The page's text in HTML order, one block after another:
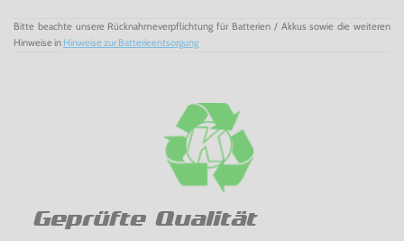
Bitte beachte unsere Rücknahmeverpflichtung für Batterien / Akkus sowie die weiteren
Hinweise in Hinweise zur Batterieentsorgung
Geprüfte Qualität